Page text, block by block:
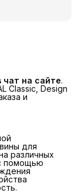
чат на сайте.
Classic, Design
и
для
различных
помощью